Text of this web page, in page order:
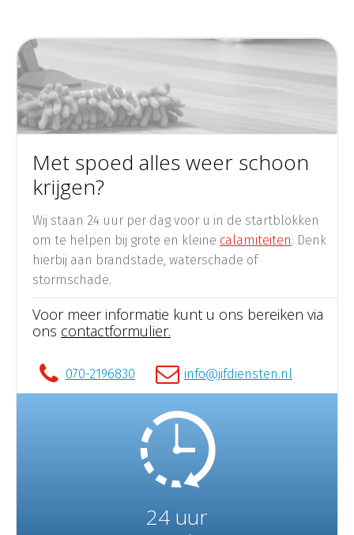
Met spoed alles weer schoon
krijgen?
Wij staan 24 uur per dag voor u in de startblokken
om te helpen bij grote en kleine calamiteiten. Denk
hierbij aan brandstade, waterschade of
stormschade.
Voor meer informatie kunt u ons bereiken via
ons contactformulier.
070-2196830 info@jifdiensten.nl
24 uur